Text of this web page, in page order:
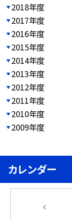
2018年度
2017年度
2016年度
2015年度
2014年度
2013年度
2012年度
2011年度
2010年度
2009年度
カレンダー